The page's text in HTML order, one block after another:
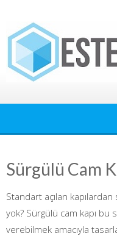
content
Sürgülü Cam
Standart açılan kapılardan
yok? Sürgülü cam kapı bu
verebilmek amacıyla